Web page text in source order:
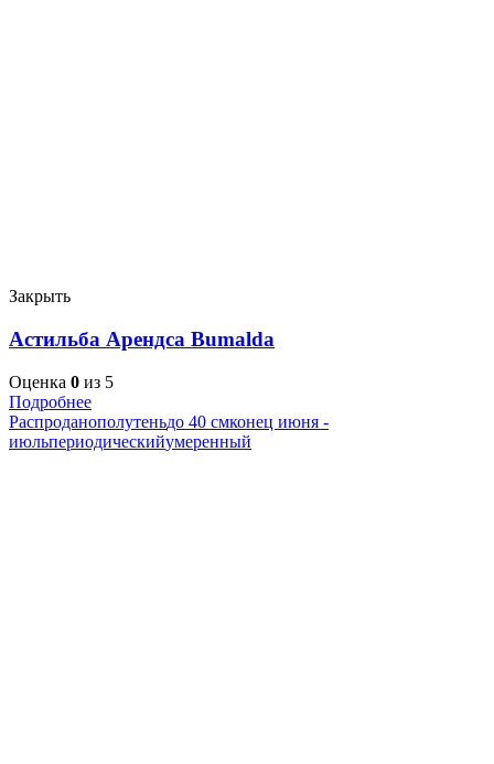
Закрыть
Астильба Арендса Bumalda
Оценка 0 из 5
Подробнее
Распроданополутеньдо 40 смконец июня -
июльпериодическийумеренный